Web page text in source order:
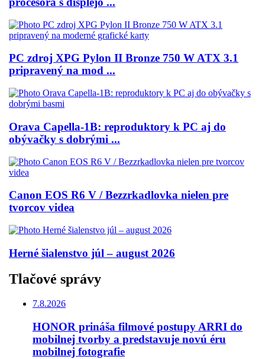
PC zdroj XPG Pylon II Bronze 750 W ATX 3.1
pripravený na mod ...
Orava Capella-1B: reproduktory k PC aj do
obývačky s dobrými ...
Canon EOS R6 V / Bezzrkadlovka nielen pre
tvorcov videa
Herné šialenstvo júl – august 2026
Tlačové správy
7.8.2026
HONOR prináša filmové postupy ARRI do
mobilnej tvorby a predstavuje novú éru
mobilnej fotografie